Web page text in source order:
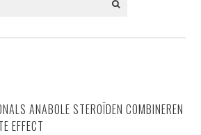
ANABOLE STEROÏDEN COMBINEREN
EFFECT